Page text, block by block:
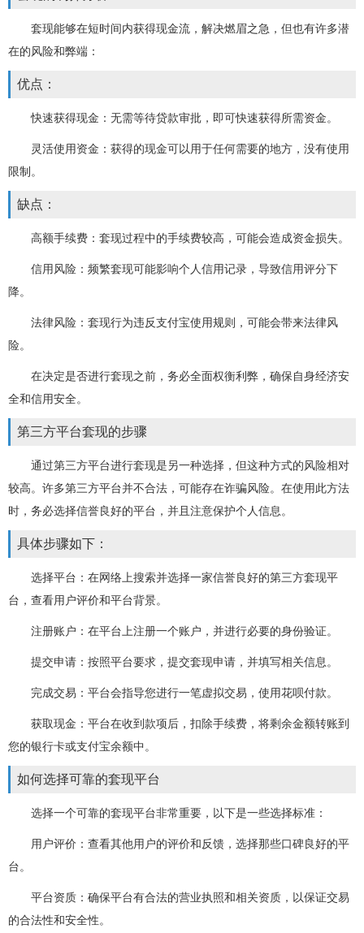
套现能够在短时间内获得现金流，解决燃眉之急，但也有许多潜
在的风险和弊端：
优点：
快速获得现金：无需等待贷款审批，即可快速获得所需资金。
灵活使用资金：获得的现金可以用于任何需要的地方，没有使用
限制。
缺点：
高额手续费：套现过程中的手续费较高，可能会造成资金损失。
信用风险：频繁套现可能影响个人信用记录，导致信用评分下
降。
法律风险：套现行为违反支付宝使用规则，可能会带来法律风
险。
在决定是否进行套现之前，务必全面权衡利弊，确保自身经济安
全和信用安全。
第三方平台套现的步骤
通过第三方平台进行套现是另一种选择，但这种方式的风险相对
较高。许多第三方平台并不合法，可能存在诈骗风险。在使用此方法
时，务必选择信誉良好的平台，并且注意保护个人信息。
具体步骤如下：
选择平台：在网络上搜索并选择一家信誉良好的第三方套现平
台，查看用户评价和平台背景。
注册账户：在平台上注册一个账户，并进行必要的身份验证。
提交申请：按照平台要求，提交套现申请，并填写相关信息。
完成交易：平台会指导您进行一笔虚拟交易，使用花呗付款。
获取现金：平台在收到款项后，扣除手续费，将剩余金额转账到
您的银行卡或支付宝余额中。
如何选择可靠的套现平台
选择一个可靠的套现平台非常重要，以下是一些选择标准：
用户评价：查看其他用户的评价和反馈，选择那些口碑良好的平
台。
平台资质：确保平台有合法的营业执照和相关资质，以保证交易
的合法性和安全性。